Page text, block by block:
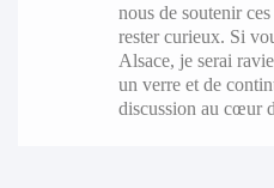
nous de soutenir
rester curieux. Si
Alsace, je serai
un verre et de
discussion au cœur